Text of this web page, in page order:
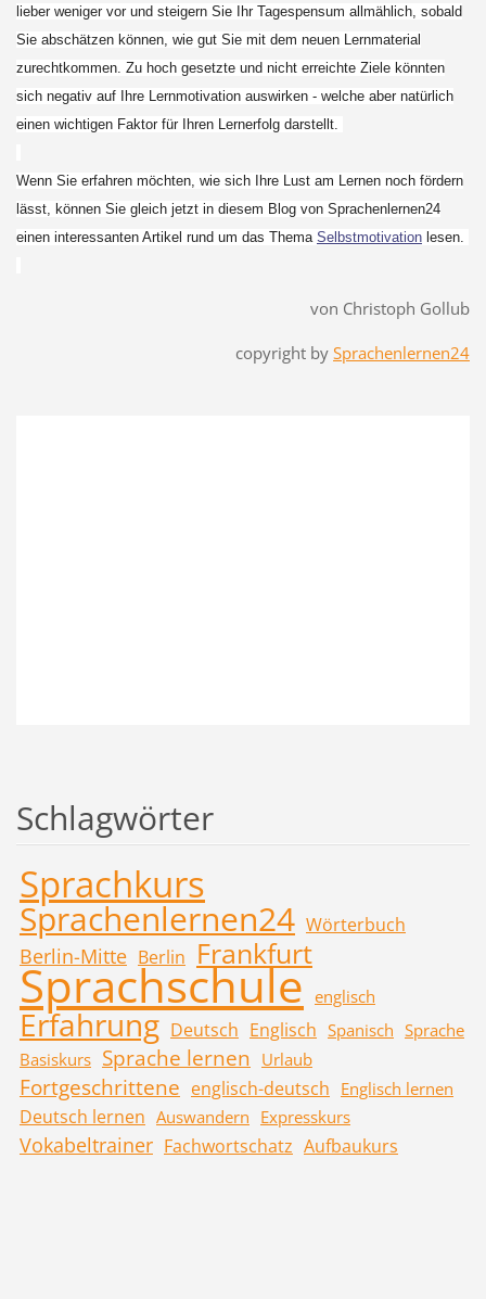
lieber weniger vor und steigern Sie Ihr Tagespensum allmählich, sobald
Sie abschätzen können, wie gut Sie mit dem neuen Lernmaterial
zurechtkommen. Zu hoch gesetzte und nicht erreichte Ziele könnten
sich negativ auf Ihre Lernmotivation auswirken - welche aber natürlich
einen wichtigen Faktor für Ihren Lernerfolg darstellt.
Wenn Sie erfahren möchten, wie sich Ihre Lust am Lernen noch fördern
lässt, können Sie gleich jetzt in diesem Blog von Sprachenlernen24
einen interessanten Artikel rund um das Thema Selbstmotivation lesen.
von Christoph Gollub
copyright bySprachenlernen24
Schlagwörter
Sprachkurs
Sprachenlernen24 Wörterbuch
Berlin-Mitte Berlin Frankfurt
Sprachschule englisch
Erfahrung Deutsch Englisch Spanisch Sprache
Basiskurs Sprache lernen Urlaub
Fortgeschrittene englisch-deutsch Englisch lernen
Deutsch lernen Auswandern Expresskurs
Vokabeltrainer Fachwortschatz Aufbaukurs